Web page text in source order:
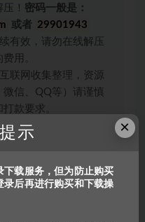
！ 密码一般是：
或者 29901943
有效，请勿在线解压
用。
联网收集整理，资源
信、QQ等）请谨慎
款要求。
| benottoknow ×
示
下载服务，但为防止购买
录后再进行购买和下载操